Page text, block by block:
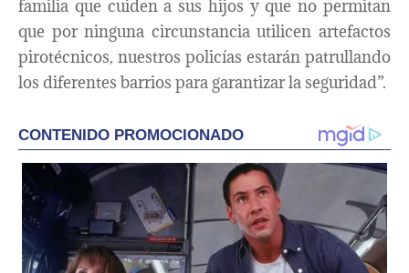
familia que cuiden a sus hijos y que no permitan
que por ninguna circunstancia utilicen artefactos
pirotécnicos, nuestros policías estarán patrullando
los diferentes barrios para garantizar la seguridad”.